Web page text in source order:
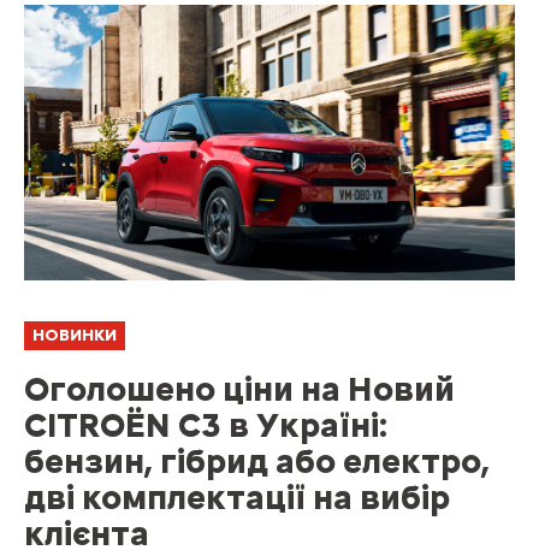
НОВИНКИ
Оголошено ціни на Новий
CITROЁN C3 в Україні:
бензин, гібрид або електро,
дві комплектації на вибір
клієнта